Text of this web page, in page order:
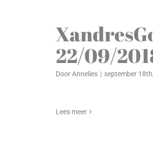
22/09/
DoorAnnelies | september
Lees meer